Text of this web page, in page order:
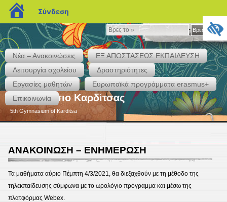
Βρες
το
»
Βρες το »
Νέα – Ανακοινώσεις
ΕΞ ΑΠΟΣΤΑΣΕΩΣ ΕΚΠΑΙΔΕΥΣΗ
Λειτουργία σχολείου
Δραστηριότητες
Εργασίες μαθητών
Eυρωπαϊκά προγράμματα erasmus+
Επικοινωνία
5ο Γυμνάσιο Καρδίτσας
5th Gymnasium of Karditsa
ΑΝΑΚΟΙΝΩΣΗ – ΕΝΗΜΕΡΩΣΗ
Τα μαθήματα αύριο Πέμπτη 4/3/2021, θα διεξαχθούν με τη μέθοδο της
τηλεκπαίδευσης σύμφωνα με το ωρολόγιο πρόγραμμα και μέσω της
πλατφόρμας Webex.
blogs.sch.gr
Σύνδεση